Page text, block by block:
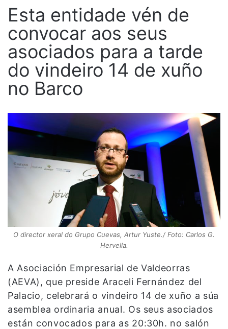
Esta entidade vén de
convocar aos seus
asociados para a tarde
do vindeiro 14 de xuño
no Barco
O director xeral do Grupo Cuevas, Artur Yuste./ Foto: Carlos G.
Hervella.
A Asociación Empresarial de Valdeorras
(AEVA), que preside Araceli Fernández del
Palacio, celebrará o vindeiro 14 de xuño a súa
asemblea ordinaria anual. Os seus asociados
están convocados para as 20:30h. no salón